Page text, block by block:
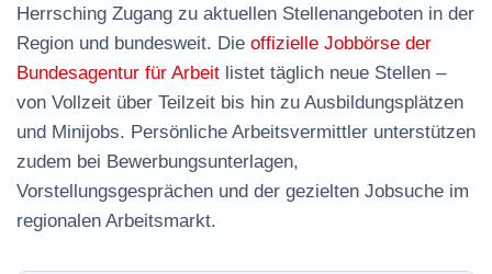
Herrsching Zugang zu aktuellen Stellenangeboten in der
Region und bundesweit. Die offizielle Jobbörse der
Bundesagentur für Arbeit listet täglich neue Stellen –
von Vollzeit über Teilzeit bis hin zu Ausbildungsplätzen
und Minijobs. Persönliche Arbeitsvermittler unterstützen
zudem bei Bewerbungsunterlagen,
Vorstellungsgesprächen und der gezielten Jobsuche im
regionalen Arbeitsmarkt.